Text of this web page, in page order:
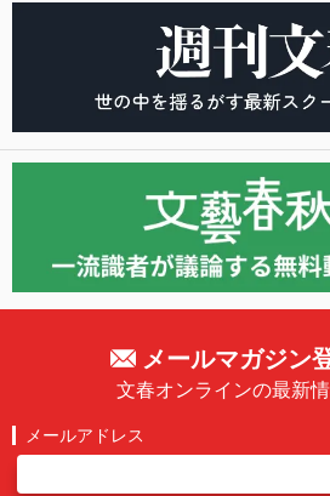
メールマガジン
文春オンラインの最新
メールアドレス